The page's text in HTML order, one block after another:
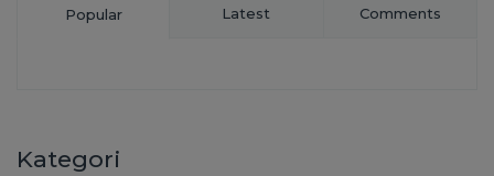
Popular Latest Comments
Kategori